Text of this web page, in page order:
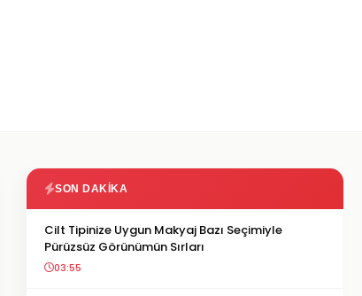
SON DAKIKA
Cilt Tipinize Uygun Makyaj Bazı Seçimiyle
Pürüzsüz Görünümün Sırları
03:55